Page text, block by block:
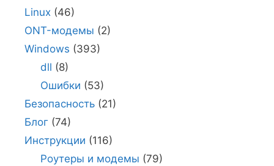
Linux (46)
ONT-модемы (2)
Windows (393)
dll (8)
Ошибки (53)
Безопасность (21)
Блог (74)
Инструкции (116)
Роутеры и модемы (79)